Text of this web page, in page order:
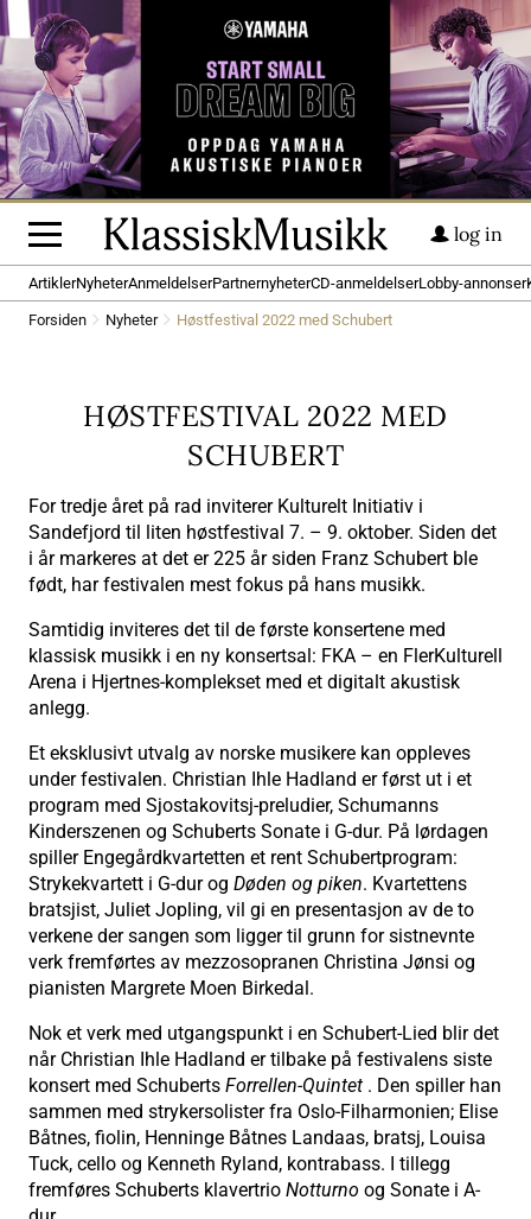
log in
ArtiklerNyheterAnmeldelserPartnernyheterCD-anmeldelserLobby-annonser
Forsiden Nyheter Høstfestival 2022 med Schubert
HØSTFESTIVAL 2022 MED
SCHUBERT
For tredje året på rad inviterer Kulturelt Initiativ i
Sandefjord til liten høstfestival 7. – 9. oktober. Siden det
i år markeres at det er 225 år siden Franz Schubert ble
født, har festivalen mest fokus på hans musikk.
Samtidig inviteres det til de første konsertene med
klassisk musikk i en ny konsertsal: FKA – en FlerKulturell
Arena i Hjertnes-komplekset med et digitalt akustisk
anlegg.
Et eksklusivt utvalg av norske musikere kan oppleves
under festivalen. Christian Ihle Hadland er først ut i et
program med Sjostakovitsj-preludier, Schumanns
Kinderszenen og Schuberts Sonate i G-dur. På lørdagen
spiller Engegårdkvartetten et rent Schubertprogram:
Strykekvartett i G-dur og Døden og piken. Kvartettens
bratsjist, Juliet Jopling, vil gi en presentasjon av de to
verkene der sangen som ligger til grunn for sistnevnte
verk fremførtes av mezzosopranen Christina Jønsi og
pianisten Margrete Moen Birkedal.
Nok et verk med utgangspunkt i en Schubert-Lied blir det
når Christian Ihle Hadland er tilbake på festivalens siste
konsert med Schuberts Forrellen-Quintet . Den spiller han
sammen med strykersolister fra Oslo-Filharmonien; Elise
Båtnes, fiolin, Henninge Båtnes Landaas, bratsj, Louisa
Tuck, cello og Kenneth Ryland, kontrabass. I tillegg
fremføres Schuberts klavertrio Notturno og Sonate i A-